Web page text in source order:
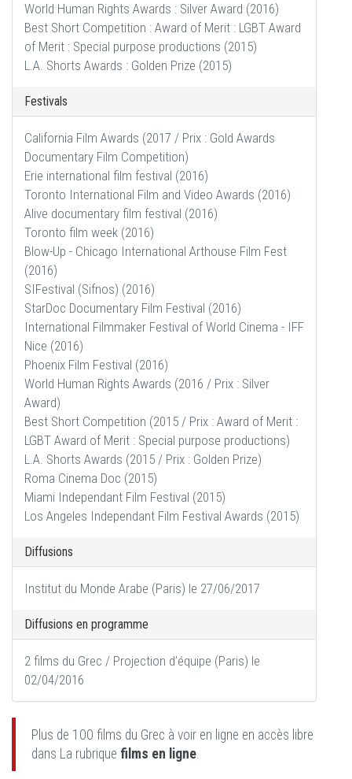
World Human Rights Awards : Silver Award (2016)
Best Short Competition : Award of Merit : LGBT Award
of Merit : Special purpose productions (2015)
L.A. Shorts Awards : Golden Prize (2015)
Festivals
California Film Awards (2017 / Prix : Gold Awards
Documentary Film Competition)
Erie international film festival (2016)
Toronto International Film and Video Awards (2016)
Alive documentary film festival (2016)
Toronto film week (2016)
Blow-Up - Chicago International Arthouse Film Fest
(2016)
SIFestival (Sifnos) (2016)
StarDoc Documentary Film Festival (2016)
International Filmmaker Festival of World Cinema - IFF
Nice (2016)
Phoenix Film Festival (2016)
World Human Rights Awards (2016 / Prix : Silver
Award)
Best Short Competition (2015 / Prix : Award of Merit :
LGBT Award of Merit : Special purpose productions)
L.A. Shorts Awards (2015 / Prix : Golden Prize)
Roma Cinema Doc (2015)
Miami Independant Film Festival (2015)
Los Angeles Independant Film Festival Awards (2015)
Diffusions
Institut du Monde Arabe (Paris) le 27/06/2017
Diffusions en programme
2 films du Grec / Projection d’équipe (Paris) le
02/04/2016
Plus de 100 films du Grec à voir en ligne en accès libre
dans La rubrique films en ligne.